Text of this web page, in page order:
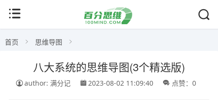
首页 思维导图
八大系统的思维导图(3个精选版)
author: 满分记 2023-08-02 11:09:40 点赞：0